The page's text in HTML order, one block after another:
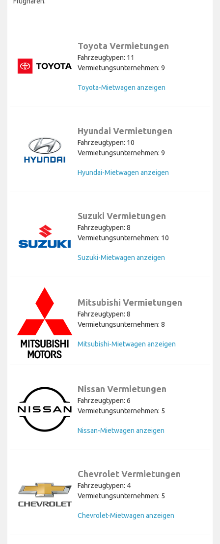
Toyota Vermietungen
Fahrzeugtypen: 11
Vermietungsunternehmen: 9
Toyota-Mietwagen anzeigen
Hyundai Vermietungen
Fahrzeugtypen: 10
Vermietungsunternehmen: 9
Hyundai-Mietwagen anzeigen
Suzuki Vermietungen
Fahrzeugtypen: 8
Vermietungsunternehmen: 10
Suzuki-Mietwagen anzeigen
Mitsubishi Vermietungen
Fahrzeugtypen: 8
Vermietungsunternehmen: 8
Mitsubishi-Mietwagen anzeigen
Nissan Vermietungen
Fahrzeugtypen: 6
Vermietungsunternehmen: 5
Nissan-Mietwagen anzeigen
Chevrolet Vermietungen
Fahrzeugtypen: 4
Vermietungsunternehmen: 5
Chevrolet-Mietwagen anzeigen